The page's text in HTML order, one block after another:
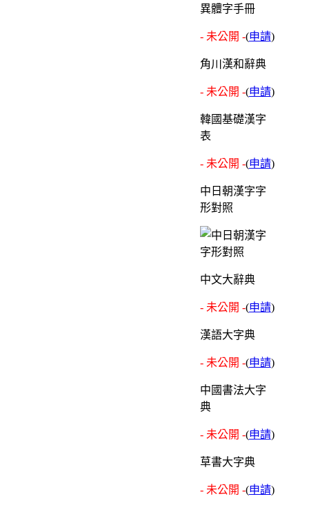
異體字手冊
- 未公開 -(申請)
角川漢和辭典
- 未公開 -(申請)
韓國基礎漢字
表
- 未公開 -(申請)
中日朝漢字字
形對照
中文大辭典
- 未公開 -(申請)
漢語大字典
- 未公開 -(申請)
中國書法大字
典
- 未公開 -(申請)
草書大字典
- 未公開 -(申請)